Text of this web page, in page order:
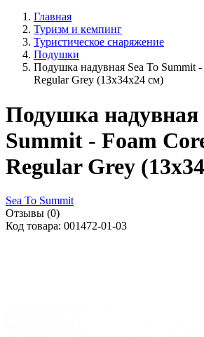
Главная
Туризм и кемпинг
Туристическое снаряжение
Подушки
Подушка надувная Sea To Summit
Regular Grey (13x34x24 см)
Подушка надувная
Summit - Foam
Regular Grey
Sea To Summit
Отзывы (0)
Код товара: 001472-01-03